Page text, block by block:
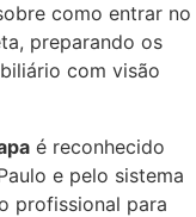
como entrar no
preparando os
com visão
é reconhecido
e pelo sistema
profissional para